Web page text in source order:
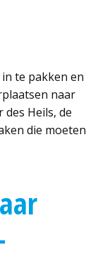
te pakken en
naar
Heils, de
die moeten